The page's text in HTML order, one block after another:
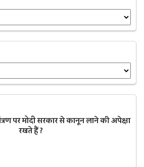
पर मोदी सरकार से कानून लाने की अपेक्षा
रखते हैं ?